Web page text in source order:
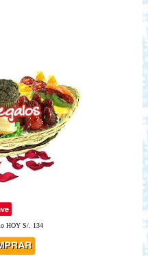
HOY S/. 134